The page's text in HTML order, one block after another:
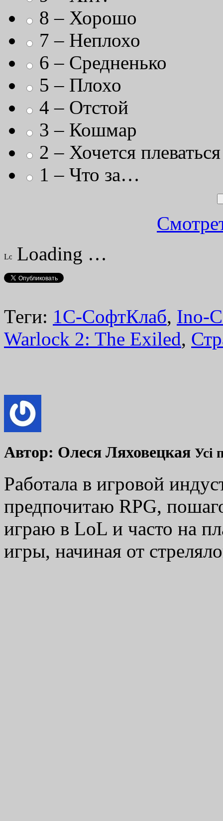
8 – Хорошо
7 – Неплохо
6 – Средненько
5 – Плохо
4 – Отстой
3 – Кошмар
2 – Хочется плеваться
1 – Что за…
Loading …
Теги: 1С-СофтКлаб, Ino-
Warlock 2: The Exiled,
Автор: Олеся Ляховецкая Усі
Работала в игровой
предпочитаю RPG,
играю в LoL и часто на
игры, начиная от